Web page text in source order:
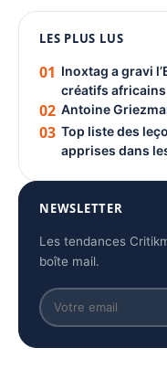
PUBLICITÉ
LES PLUS LUS
01 Inoxtag a gravi
créatifs africains
02 Antoine
03 Top liste des
apprises dans
NEWSLETTER
Les tendances
boîte mail.